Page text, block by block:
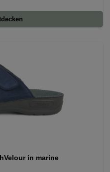
in marine